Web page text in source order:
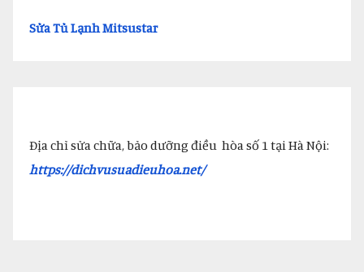
Sửa Tủ Lạnh Mitsustar
Địa chỉ sửa chữa, bảo dưỡng điều hòa số 1 tại Hà Nội:
https://dichvusuadieuhoa.net/